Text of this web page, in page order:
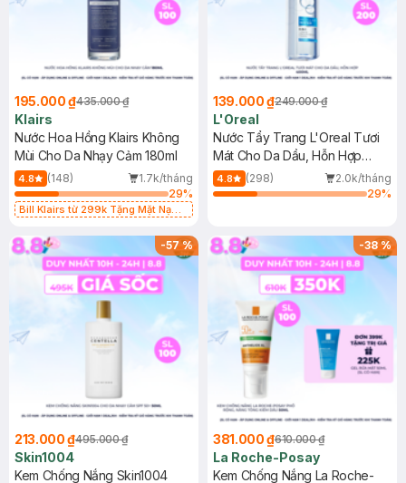
195.000 ₫435.000 ₫
Klairs
Nước Hoa Hồng Klairs Không
Mùi Cho Da Nhạy Cảm 180ml
4.8 (148)
1.7k/tháng
29%
Bill Klairs từ 299k Tặng Mặt Nạ
25ml (SL Có Hạn)
139.000 ₫249.000 ₫
L'Oreal
Nước Tẩy Trang L'Oreal Tươi
Mát Cho Da Dầu, Hỗn Hợp
400ml
4.8 (298)
2.0k/tháng
29%
-57%
213.000 ₫495.000 ₫
Skin1004
Kem Chống Nắng Skin1004
-38%
381.000 ₫610.000 ₫
La Roche-Posay
Kem Chống Nắng La Roche-